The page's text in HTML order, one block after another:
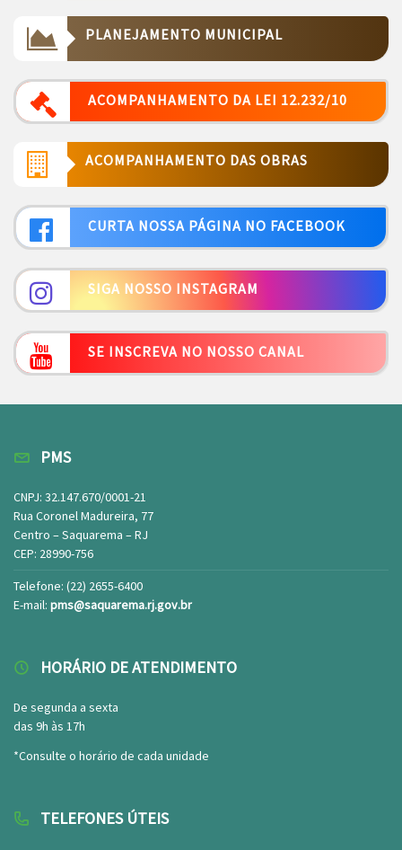
PLANEJAMENTO MUNICIPAL
ACOMPANHAMENTO DA LEI 12.232/10
ACOMPANHAMENTO DAS OBRAS
CURTA NOSSA PÁGINA NO FACEBOOK
SIGA NOSSO INSTAGRAM
SE INSCREVA NO NOSSO CANAL
PMS
CNPJ: 32.147.670/0001-21
Rua Coronel Madureira, 77
Centro – Saquarema – RJ
CEP: 28990-756
Telefone: (22) 2655-6400
E-mail: pms@saquarema.rj.gov.br
HORÁRIO DE ATENDIMENTO
De segunda a sexta
das 9h às 17h
*Consulte o horário de cada unidade
TELEFONES ÚTEIS